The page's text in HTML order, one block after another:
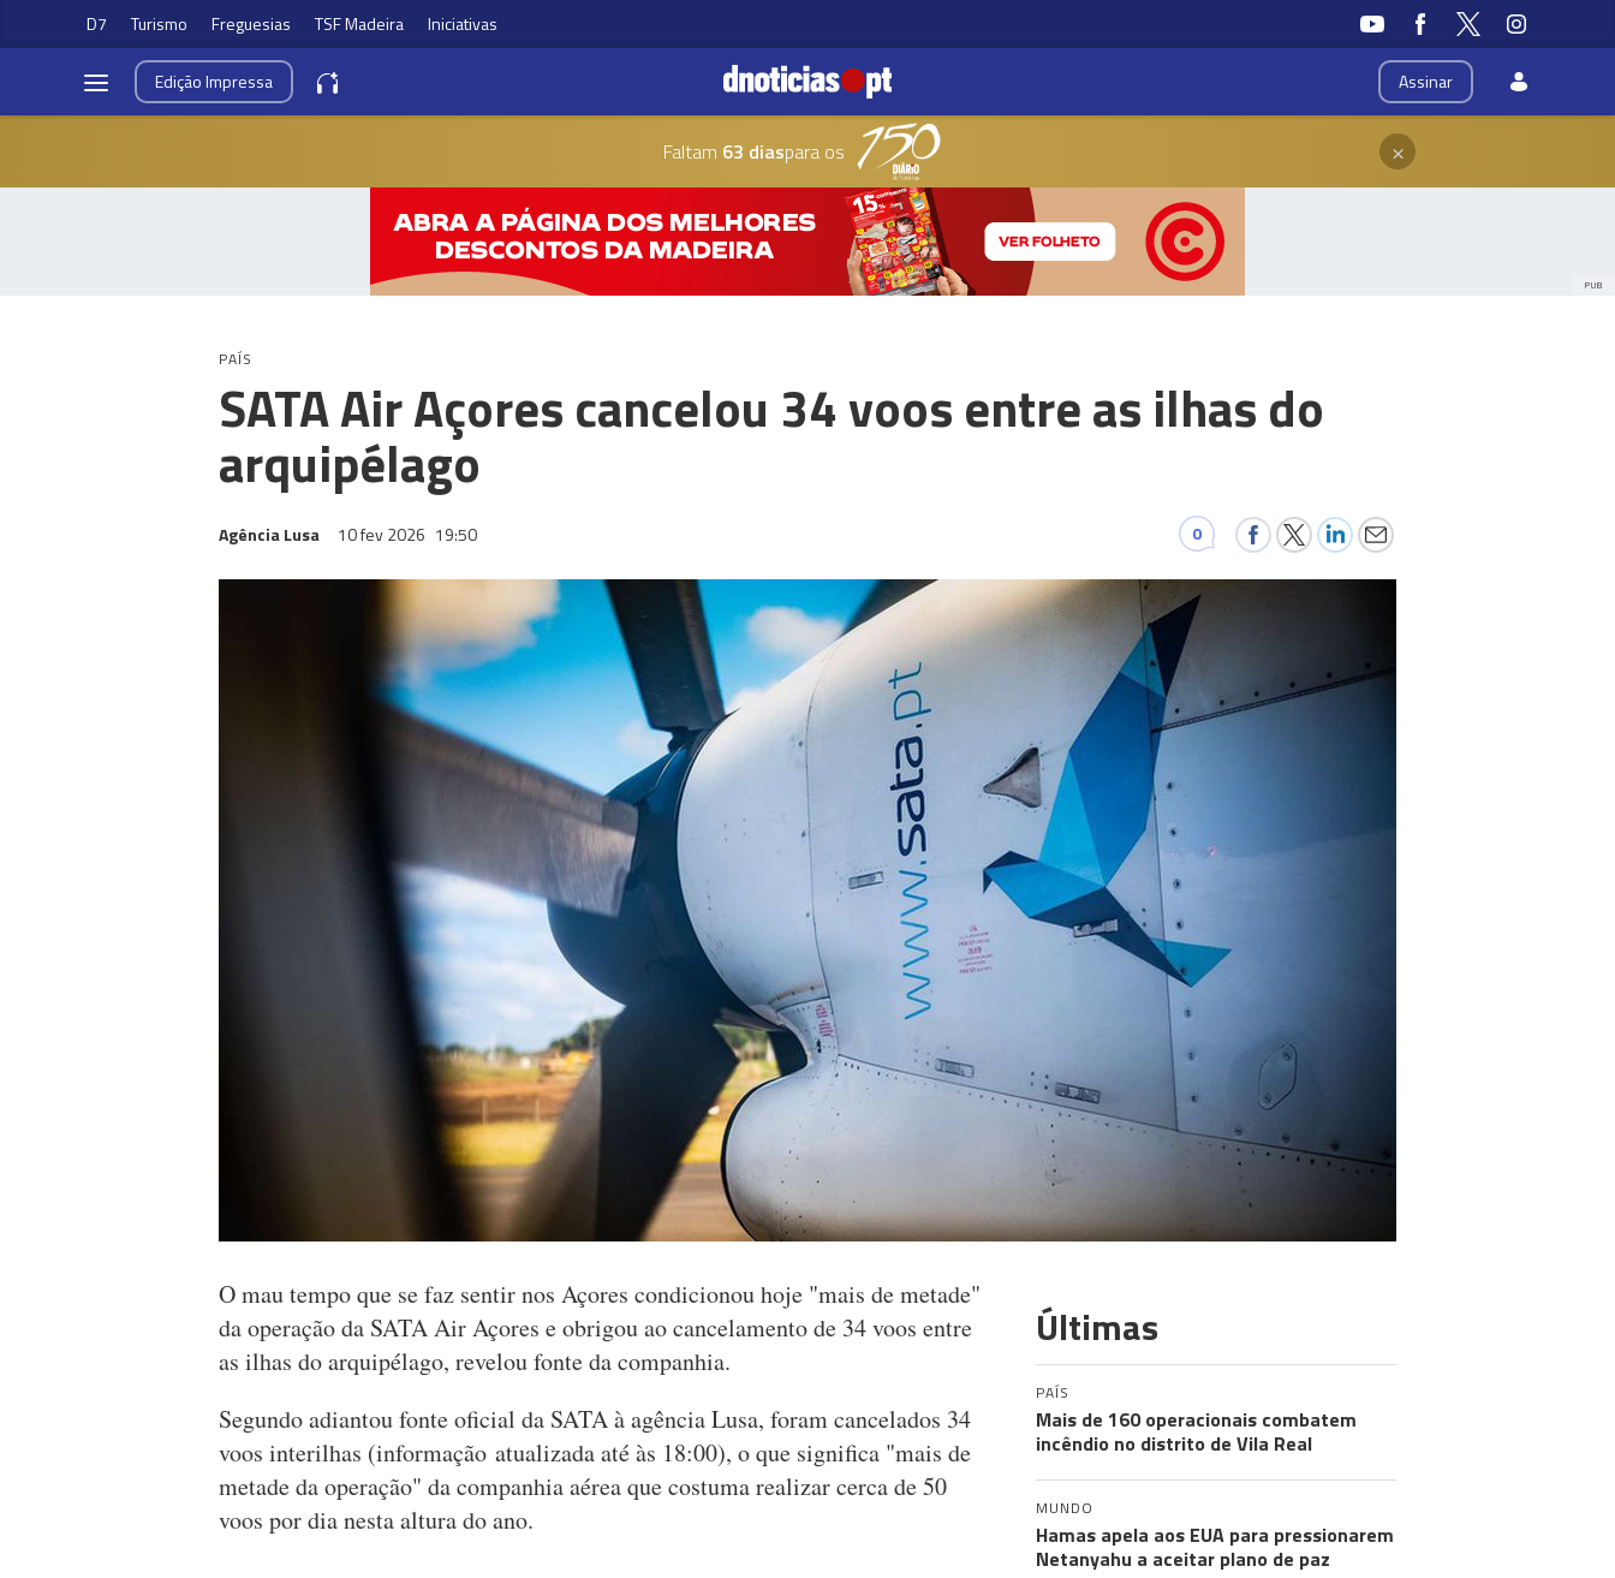
D7 Turismo Freguesias TSF Madeira Iniciativas
Assinar
EdiçãoImpressa
Faltam 63 diaspara os ×
PUB
PAÍS
SATA Air Açores cancelou 34 voos entre as ilhas do
arquipélago
Agência Lusa 10 fev 2026 19:50 0
O mau tempo que se faz sentir nos Açores condicionou hoje "mais de metade"
da operação da SATA Air Açores e obrigou ao cancelamento de 34 voos entre
as ilhas do arquipélago, revelou fonte da companhia.
Segundo adiantou fonte oficial da SATA à agência Lusa, foram cancelados 34
voos interilhas (informação atualizada até às 18:00), o que significa "mais de
metade da operação" da companhia aérea que costuma realizar cerca de 50
voos por dia nesta altura do ano.
Últimas
PAÍS
Mais de 160 operacionais combatem
incêndio no distrito de Vila Real
MUNDO
Hamas apela aos EUA para pressionarem
Netanyahu a aceitar plano de paz